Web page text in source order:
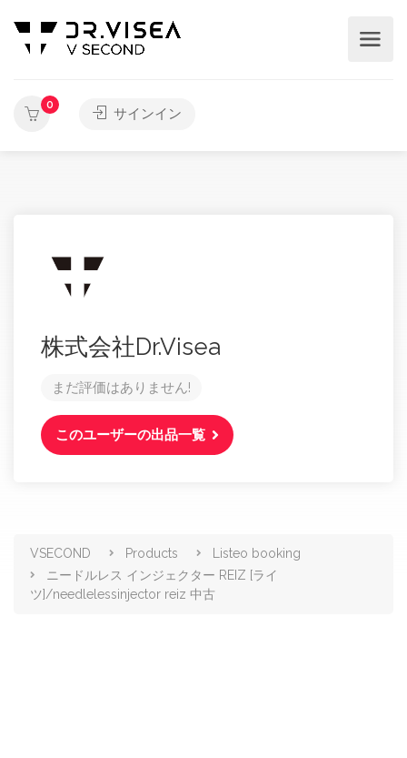
0
サインイン
株式会社Dr.Visea
まだ評価はありません!
このユーザーの出品一覧
商品販売
VSECOND Products
Listeo booking
ニードルレス インジェクター REIZ [ライ
ツ]/needlelessinjector reiz 中古